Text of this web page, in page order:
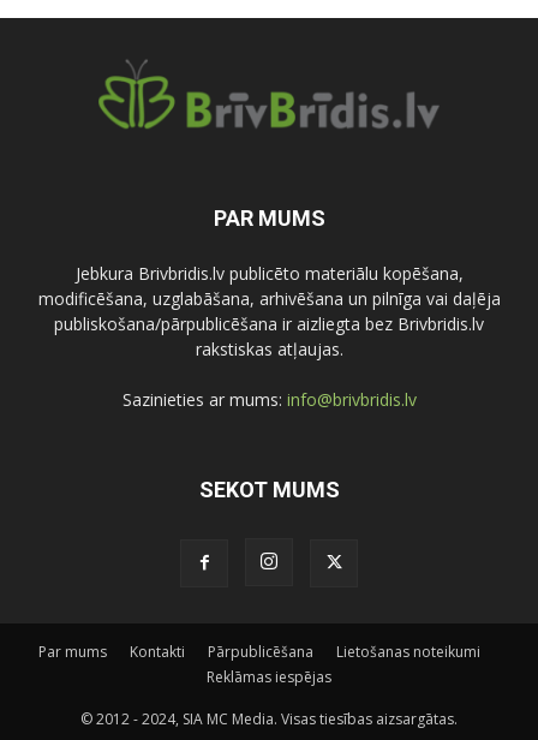
PAR MUMS
Jebkura Brivbridis.lv publicēto materiālu kopēšana,
modificēšana, uzglabāšana, arhivēšana un pilnīga vai daļēja
publiskošana/pārpublicēšana ir aizliegta bez Brivbridis.lv
rakstiskas atļaujas.
Sazinieties ar mums: info@brivbridis.lv
SEKOT MUMS
Par mums Kontakti Pārpublicēšana
Lietošanas noteikumi
Reklāmas iespējas
© 2012 - 2024, SIA MC Media. Visas tiesības aizsargātas.